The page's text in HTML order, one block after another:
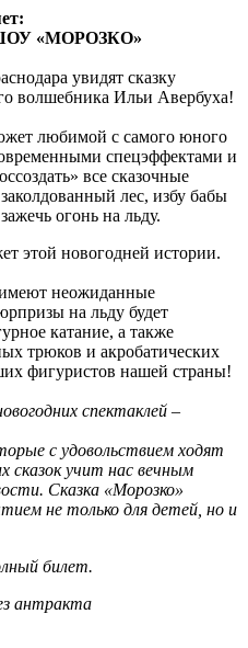
«МОРОЗКО»
увидят сказку
волшебника Ильи Авербуха!
любимой с самого юного
спецэффектами и
все сказочные
лес, избу бабы
огонь на льду.
этой новогодней истории.
неожиданные
на льду будет
катание, а также
трюков и акробатических
фигуристов нашей страны!
спектаклей –
с удовольствием ходят
сказок учит нас вечным
Сказка «Морозко»
не только для детей, но и
билет.
антракта